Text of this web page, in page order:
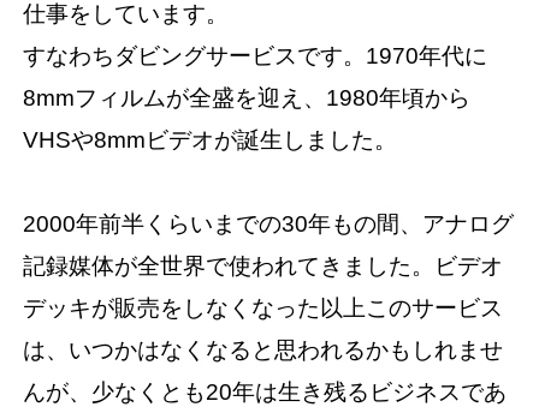
仕事をしています。
すなわちダビングサービスです。1970年代に
8mmフィルムが全盛を迎え、1980年頃から
VHSや8mmビデオが誕生しました。
2000年前半くらいまでの30年もの間、アナログ
記録媒体が全世界で使われてきました。ビデオ
デッキが販売をしなくなった以上このサービス
は、いつかはなくなると思われるかもしれませ
んが、少なくとも20年は生き残るビジネスであ